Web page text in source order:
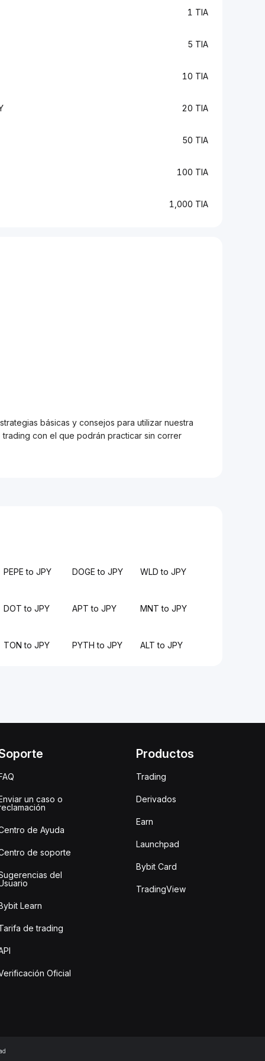
1 TIA
5 TIA
10 TIA
20 TIA
50 TIA
100 TIA
1,000 TIA
básicas y consejos para utilizar nuestra
con el que podrán practicar sin correr
PEPE to JPY DOGE to JPY WLD to JPY
DOT to JPY APT to JPY MNT to JPY
TON to JPY PYTH to JPY ALT to JPY
un caso o
de Ayuda
de soporte
del
Learn
de trading
Oficial
Productos
Trading
Derivados
Earn
Launchpad
Bybit Card
TradingView